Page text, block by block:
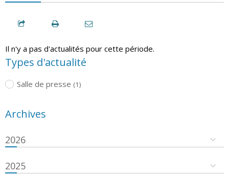
Il n'y a pas d'actualités pour cette période.
Types d'actualité
Salle de presse (1)
Archives
2026
2025